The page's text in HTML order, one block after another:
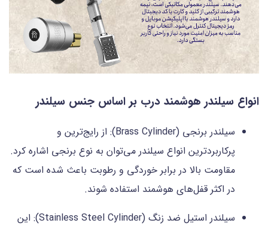
انواع سیلندر هوشمند درب بر اساس جنس سیلندر
سیلندر برنجی (Brass Cylinder): از رایج‌ترین و
پرکاربردترین انواع سیلندر می‌توان به نوع برنجی اشاره کرد.
مقاومت بالا در برابر خوردگی و رطوبت باعث شده است که
در اکثر قفل‌های هوشمند استفاده شوند.
سیلندر استیل ضد زنگ (Stainless Steel Cylinder): این